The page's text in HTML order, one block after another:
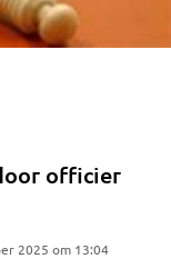
officier
2025 om 13:04